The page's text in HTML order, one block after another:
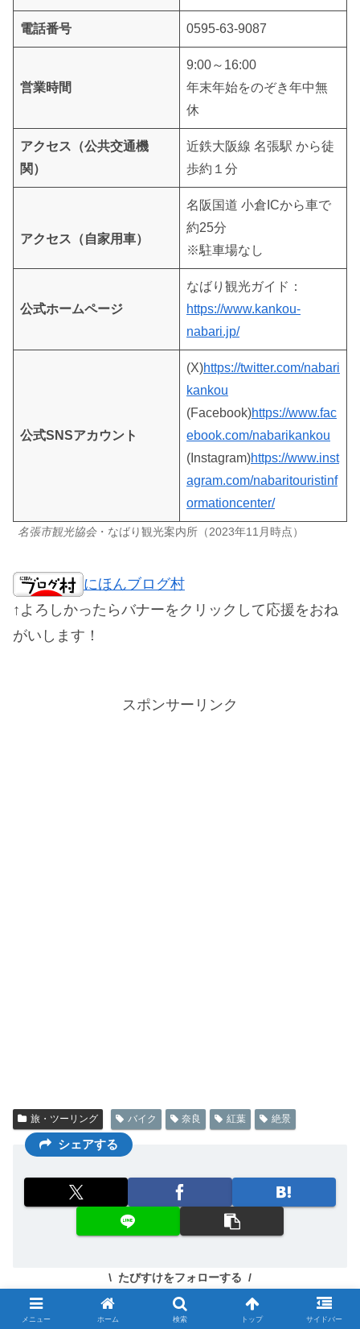
電話番号 0595-63-9087
営業時間
9:00～16:00
年末年始をのぞき年中無
休
アクセス（公共交通機
関）
近鉄大阪線 名張駅 から徒
歩約１分
アクセス（自家用車）
名阪国道 小倉ICから車で
約25分
※駐車場なし
公式ホームページ
なばり観光ガイド：
https://www.kankou-
nabari.jp/
公式SNSアカウント
(X)https://twitter.com/nabari
kankou
(Facebook)https://www.fac
ebook.com/nabarikankou
(Instagram)https://www.inst
agram.com/nabaritouristinf
ormationcenter/
名張市観光協会・なばり観光案内所（2023年11月時点）
にほんブログ村
↑よろしかったらバナーをクリックして応援をおね
がいします！
スポンサーリンク
旅・ツーリング バイク 奈良 紅葉 絶景
シェアする
たびすけをフォローする
メニュー ホーム 検索 トップ サイドバー